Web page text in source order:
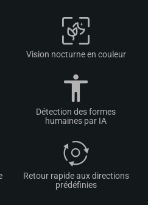
Vision nocturne en couleur
Détection des formes
humaines par IA
Retour rapide aux directions
prédéfinies